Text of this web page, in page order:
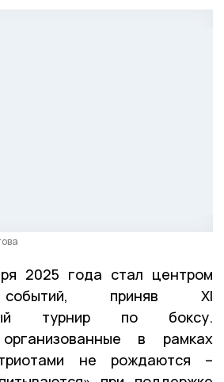
2025 года стал центром
событий, приняв XI
турнир по боксу.
в рамках
не рождаются –